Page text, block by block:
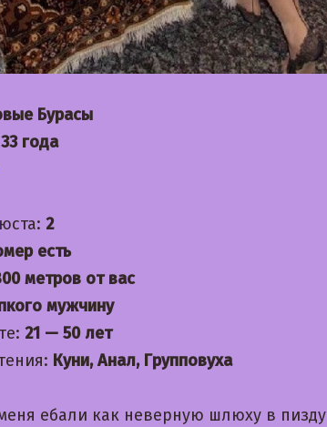
Бурасы
33 года
2
есть
метров от вас
мужчину
21 — 50 лет
Куни, Анал, Групповуха
ебали как неверную шлюху в пизду